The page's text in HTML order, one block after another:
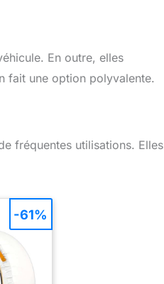
En outre, elles
fait une option polyvalente.
fréquentes utilisations. Elles
-61%